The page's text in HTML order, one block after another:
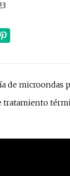
de microondas
tratamiento